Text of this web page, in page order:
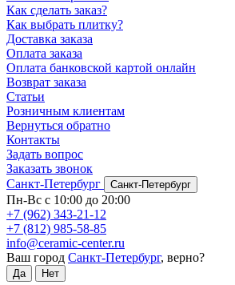
Как сделать заказ?
Как выбрать плитку?
Доставка заказа
Оплата заказа
Оплата банковской картой онлайн
Возврат заказа
Статьи
Розничным клиентам
Вернуться обратно
Контакты
Задать вопрос
Заказать звонок
Санкт-Петербург
Санкт-Петербург
Пн-Вс с 10:00 до 20:00
+7 (962) 343-21-12
+7 (812) 985-58-85
info@ceramic-center.ru
Ваш город Санкт-Петербург, верно?
Да Нет